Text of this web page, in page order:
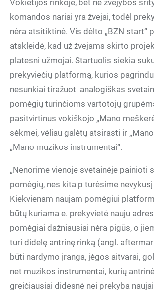
Vokietijos rinkoje, bet ne žvejybos
komandos nariai yra žvejai, todėl
nėra atsitiktinė. Vis dėlto „BZN start“
atskleidė, kad už žvejams skirto
platesni užmojai. Startuolis siekia
prekyviečių platformą, kurios
nesunkiai tiražuoti analogiškas
pomėgių turinčioms vartotojų
pasitvirtinus vokiškojo „Mano
sėkmei, vėliau galėtų atsirasti ir
„Mano muzikos instrumentai“.
„Nenorime vienoje svetainėje painioti
pomėgių, nes kitaip turėsime nevykusį
Kiekvienam naujam pomėgiui
būtų kuriama e. prekyvietė nauju
pomėgiai dažniausiai nėra pigūs, o
turi didelę antrinę rinką (angl.
būti nardymo įranga, jėgos aitvarai,
net muzikos instrumentai, kurių
greičiausiai didesnė nei prekyba